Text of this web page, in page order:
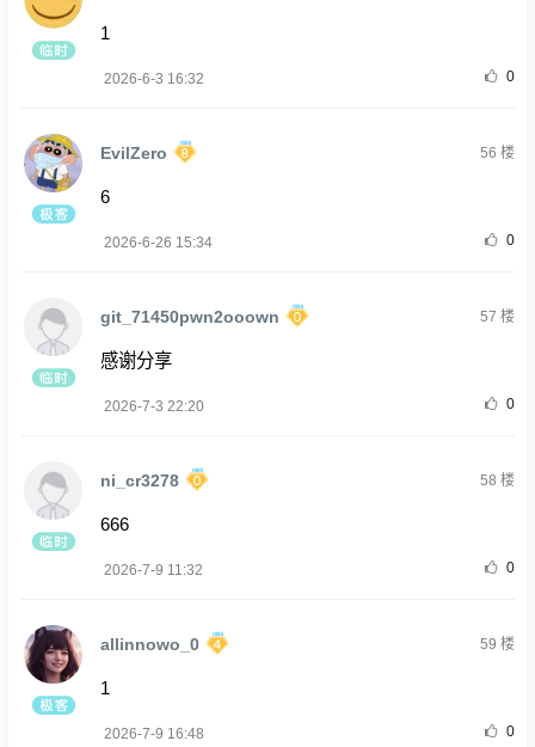
1
2026-6-3 16:32 0
EvilZero 56 楼
6
2026-6-26 15:34 0
git_71450pwn2ooown 57 楼
感谢分享
2026-7-3 22:20 0
ni_cr3278 58 楼
666
2026-7-9 11:32 0
allinnowo_0 59 楼
1
2026-7-9 16:48 0